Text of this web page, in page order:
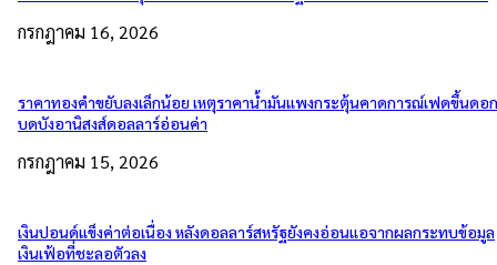
กรกฎาคม 16, 2026
ราคาทองคำขยับลงเล็กน้อย เหตุราคาน้ำมันแพงกระตุ้นคาดการณ์เฟดขึ้นดอ
บดบังอานิสงส์ดอลลาร์อ่อนค่า
กรกฎาคม 15, 2026
เงินปอนด์แข็งค่าต่อเนื่อง หลังดอลลาร์สหรัฐยังคงอ่อนแอจากผลกระทบข้อมูล
เงินเฟ้อที่ชะลอตัวลง